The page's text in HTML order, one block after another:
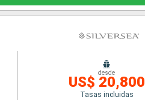
desde
US$ 20,800
Tasas incluidas